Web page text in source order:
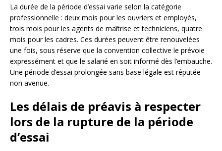
La durée de la période d’essai varie selon la catégorie
professionnelle : deux mois pour les ouvriers et employés,
trois mois pour les agents de maîtrise et techniciens, quatre
mois pour les cadres. Ces durées peuvent être renouvelées
une fois, sous réserve que la convention collective le prévoie
expressément et que le salarié en soit informé dès l’embauche.
Une période d’essai prolongée sans base légale est réputée
non avenue.
Les délais de préavis à respecter
lors de la rupture de la période
d’essai